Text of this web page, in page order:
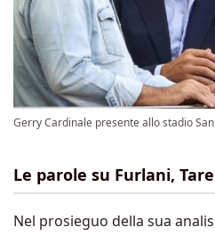
Gerry Cardinale presente allo stadio
Le parole su Furlani,
Nel prosieguo della sua